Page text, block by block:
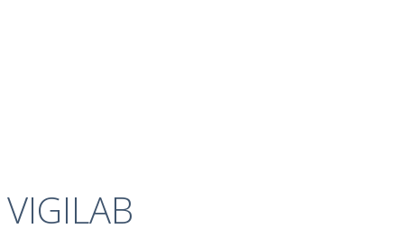
VIGILAB